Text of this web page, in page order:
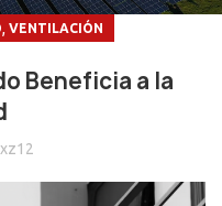
, VENTILACIÓN
Beneficia a la